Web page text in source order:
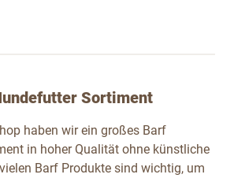
Sortiment
haben wir ein großes Barf
in hoher Qualität ohne künstliche
Barf Produkte sind wichtig, um